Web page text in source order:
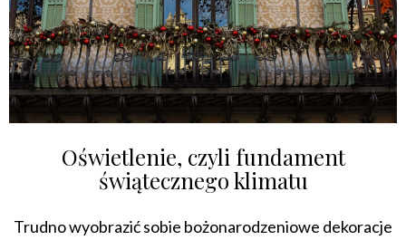
Oświetlenie, czyli fundament
świątecznego klimatu
Trudno wyobrazić sobie bożonarodzeniowe dekoracje